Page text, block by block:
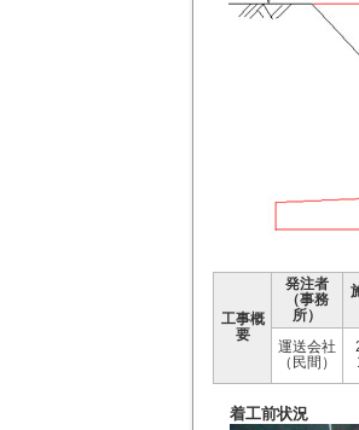
工事概
要
発注者
（事務
所）
運送会社
（民間）
着工前状況